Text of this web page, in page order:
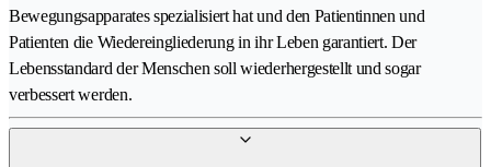
Bewegungsapparates spezialisiert hat und den Patientinnen und
Patienten die Wiedereingliederung in ihr Leben garantiert. Der
Lebensstandard der Menschen soll wiederhergestellt und sogar
verbessert werden.